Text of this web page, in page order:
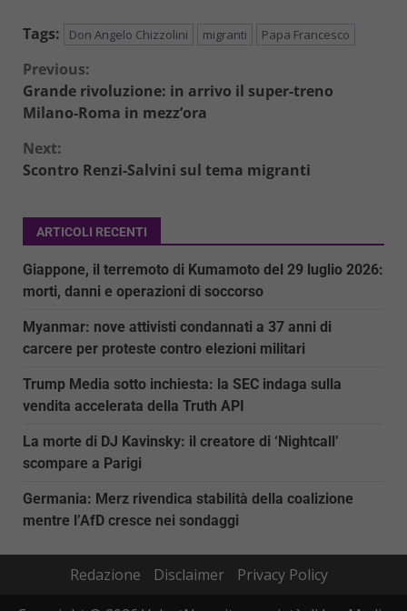
Tags: Don Angelo Chizzolini migranti Papa Francesco
Continue
Reading
Previous:
Grande rivoluzione: in arrivo il super-treno
Milano-Roma in mezz’ora
Next:
Scontro Renzi-Salvini sul tema migranti
ARTICOLI RECENTI
Giappone, il terremoto di Kumamoto del 29 luglio 2026:
morti, danni e operazioni di soccorso
Myanmar: nove attivisti condannati a 37 anni di
carcere per proteste contro elezioni militari
Trump Media sotto inchiesta: la SEC indaga sulla
vendita accelerata della Truth API
La morte di DJ Kavinsky: il creatore di ‘Nightcall’
scompare a Parigi
Germania: Merz rivendica stabilità della coalizione
mentre l’AfD cresce nei sondaggi
Redazione Disclaimer
Privacy Policy